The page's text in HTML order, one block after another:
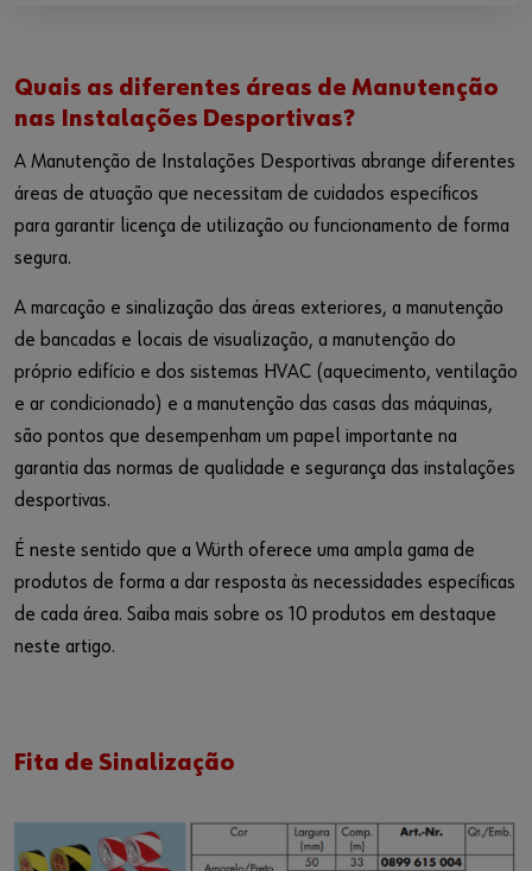
Quais as diferentes áreas de Manutenção
nas Instalações Desportivas?
A Manutenção de Instalações Desportivas abrange diferentes
áreas de atuação que necessitam de cuidados específicos
para garantir licença de utilização ou funcionamento de forma
segura.
A marcação e sinalização das áreas exteriores, a manutenção
de bancadas e locais de visualização, a manutenção do
próprio edifício e dos sistemas HVAC (aquecimento, ventilação
e ar condicionado) e a manutenção das casas das máquinas,
são pontos que desempenham um papel importante na
garantia das normas de qualidade e segurança das instalações
desportivas.
É neste sentido que a Würth oferece uma ampla gama de
produtos de forma a dar resposta às necessidades específicas
de cada área. Saiba mais sobre os 10 produtos em destaque
neste artigo.
Fita de Sinalização